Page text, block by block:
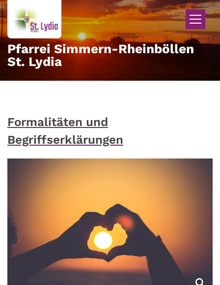
Zum Inhalt springen
Pfarrei Simmern-Rheinböllen
St. Lydia
Formalitäten und
Begriffserklärungen